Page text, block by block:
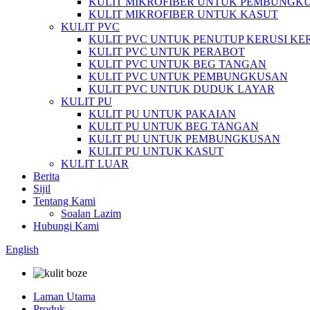
KULIT MIKROFIBER UNTUK KASUT
KULIT PVC
KULIT PVC UNTUK PENUTUP KERUSI
KULIT PVC UNTUK PERABOT
KULIT PVC UNTUK BEG TANGAN
KULIT PVC UNTUK PEMBUNGKUSAN
KULIT PVC UNTUK DUDUK LAYAR
KULIT PU
KULIT PU UNTUK PAKAIAN
KULIT PU UNTUK BEG TANGAN
KULIT PU UNTUK PEMBUNGKUSAN
KULIT PU UNTUK KASUT
KULIT LUAR
Berita
Sijil
Tentang Kami
Soalan Lazim
Hubungi Kami
English
Laman Utama